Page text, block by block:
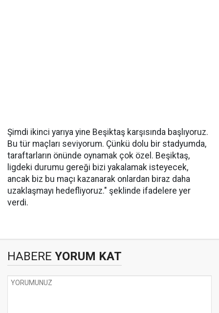
Şimdi ikinci yarıya yine Beşiktaş karşısında başlıyoruz.
Bu tür maçları seviyorum. Çünkü dolu bir stadyumda,
taraftarların önünde oynamak çok özel. Beşiktaş,
ligdeki durumu gereği bizi yakalamak isteyecek,
ancak biz bu maçı kazanarak onlardan biraz daha
uzaklaşmayı hedefliyoruz." şeklinde ifadelere yer
verdi.
HABERE YORUM KAT